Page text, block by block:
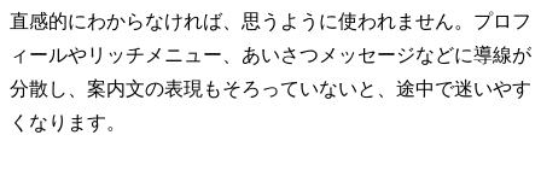
直感的にわからなければ、思うように使われません。プロフ
ィールやリッチメニュー、あいさつメッセージなどに導線が
分散し、案内文の表現もそろっていないと、途中で迷いやす
くなります。